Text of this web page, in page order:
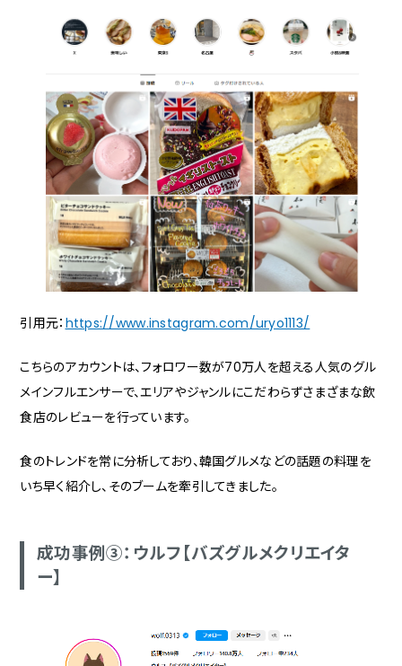
引用元： https://www.instagram.com/uryo1113/
こちらのアカウントは、フォロワー数が70万人を超える人気のグル
メインフルエンサーで、エリアやジャンルにこだわらずさまざまな飲
食店のレビューを行っています。
食のトレンドを常に分析しており、韓国グルメなどの話題の料理を
いち早く紹介し、そのブームを牽引してきました。
成功事例③：ウルフ【バズグルメクリエイタ
ー】